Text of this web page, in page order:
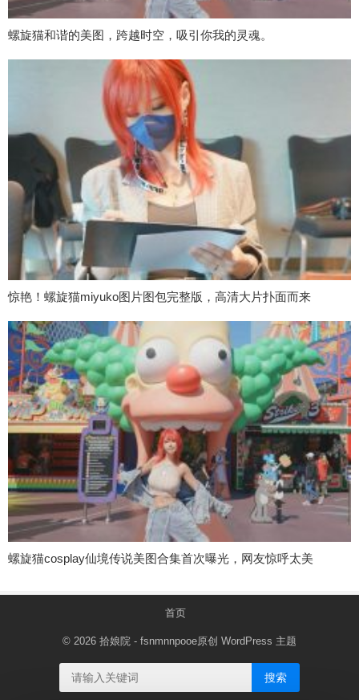
螺旋猫和谐的美图，跨越时空，吸引你我的灵魂。
惊艳！螺旋猫miyuko图片图包完整版，高清大片扑面而来
螺旋猫cosplay仙境传说美图合集首次曝光，网友惊呼太美
首页
© 2026 拾娘院 - fsnmnnpooe原创 WordPress 主题
搜索